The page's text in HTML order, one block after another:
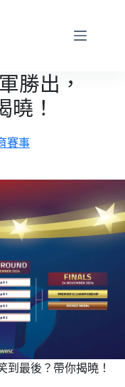
勝出，
！
賽事
最後？帶你揭曉！